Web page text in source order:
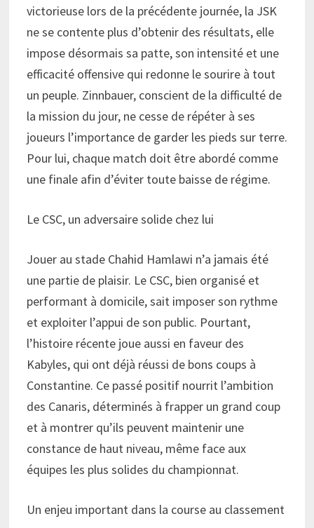
victorieuse lors de la précédente journée, la JSK
ne se contente plus d’obtenir des résultats, elle
impose désormais sa patte, son intensité et une
efficacité offensive qui redonne le sourire à tout
un peuple. Zinnbauer, conscient de la difficulté de
la mission du jour, ne cesse de répéter à ses
joueurs l’importance de garder les pieds sur terre.
Pour lui, chaque match doit être abordé comme
une finale afin d’éviter toute baisse de régime.
Le CSC, un adversaire solide chez lui
Jouer au stade Chahid Hamlawi n’a jamais été
une partie de plaisir. Le CSC, bien organisé et
performant à domicile, sait imposer son rythme
et exploiter l’appui de son public. Pourtant,
l’histoire récente joue aussi en faveur des
Kabyles, qui ont déjà réussi de bons coups à
Constantine. Ce passé positif nourrit l’ambition
des Canaris, déterminés à frapper un grand coup
et à montrer qu’ils peuvent maintenir une
constance de haut niveau, même face aux
équipes les plus solides du championnat.
Un enjeu important dans la course au classement